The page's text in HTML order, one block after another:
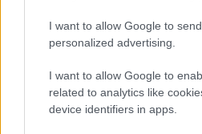
I want to allow Google to
personalized advertising.
I want to allow Google to
related to analytics like
device identifiers in apps.
Στο 34΄του αγώνα, η
ψηλά, βρήκε τον τρόπο
ανάπτυξη του
στα πόδια της και να